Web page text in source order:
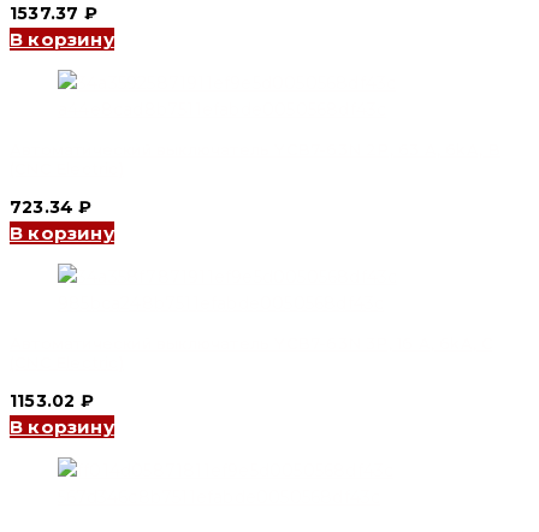
1537.37 ₽
В корзину
723.34₽
В корзину
1153.02 ₽
В корзину